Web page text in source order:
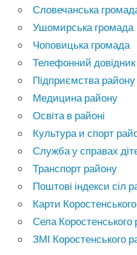
Словечанська
Ушомирська громада
Чоповицька громада
Телефонний
Підприємства району
Медицина району
Освіта в районі
Культура и спорт
Служба у справах
Транспорт району
Поштові індекси сіл
Карти
Села Коростенського
ЗМІ Коростенського